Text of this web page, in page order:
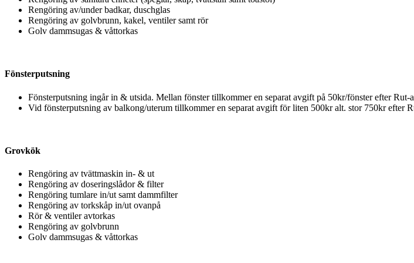
Rengöring av/under badkar, duschglas
Rengöring av golvbrunn, kakel, ventiler samt rör
Golv dammsugas & våttorkas
Fönsterputsning
Fönsterputsning ingår in & utsida. Mellan fönster tillkommer en separat avgift på 50kr/fönster efter Rut-
Vid fönsterputsning av balkong/uterum tillkommer en separat avgift för liten 500kr alt. stor 750kr efter
Grovkök
Rengöring av tvättmaskin in- & ut
Rengöring av doseringslådor & filter
Rengöring tumlare in/ut samt dammfilter
Rengöring av torkskåp in/ut ovanpå
Rör & ventiler avtorkas
Rengöring av golvbrunn
Golv dammsugas & våttorkas